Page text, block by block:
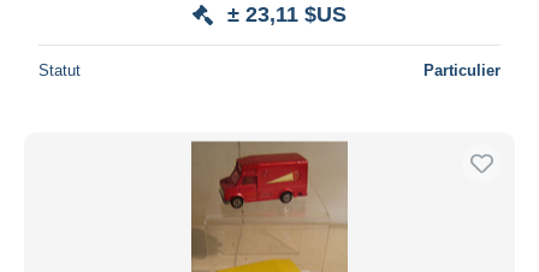
± 23,11 $US
Statut Particulier